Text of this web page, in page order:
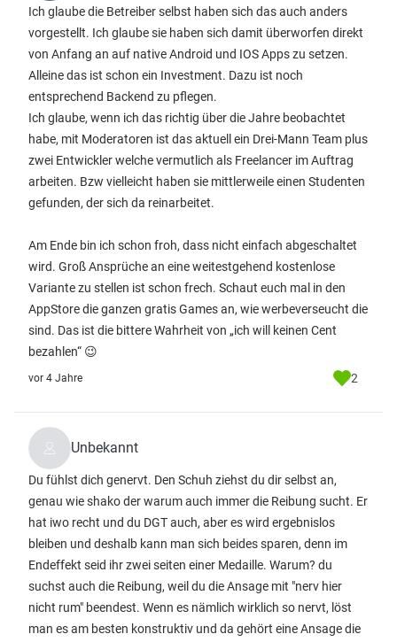
Ich glaube die Betreiber selbst haben sich das auch anders
vorgestellt. Ich glaube sie haben sich damit überworfen direkt
von Anfang an auf native Android und IOS Apps zu setzen.
Alleine das ist schon ein Investment. Dazu ist noch
entsprechend Backend zu pflegen.
Ich glaube, wenn ich das richtig über die Jahre beobachtet
habe, mit Moderatoren ist das aktuell ein Drei-Mann Team plus
zwei Entwickler welche vermutlich als Freelancer im Auftrag
arbeiten. Bzw vielleicht haben sie mittlerweile einen Studenten
gefunden, der sich da reinarbeitet.
Am Ende bin ich schon froh, dass nicht einfach abgeschaltet
wird. Groß Ansprüche an eine weitestgehend kostenlose
Variante zu stellen ist schon frech. Schaut euch mal in den
AppStore die ganzen gratis Games an, wie werbeverseucht die
sind. Das ist die bittere Wahrheit von „ich will keinen Cent
bezahlen“ 😉
vor 4 Jahre 2
Unbekannt
Du fühlst dich genervt. Den Schuh ziehst du dir selbst an,
genau wie shako der warum auch immer die Reibung sucht. Er
hat iwo recht und du DGT auch, aber es wird ergebnislos
bleiben und deshalb kann man sich beides sparen, denn im
Endeffekt seid ihr zwei seiten einer Medaille. Warum? du
suchst auch die Reibung, weil du die Ansage mit "nerv hier
nicht rum" beendest. Wenn es nämlich wirklich so nervt, löst
man es am besten konstruktiv und da gehört eine Ansage die